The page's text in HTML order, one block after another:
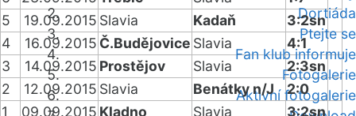
Dortiáda
Ptejte se
Fan klub informuje
Fotogalerie
Aktivní fotogalerie
5
19.09.2015 Slavia Kadaň
3:2sn
4
16.09.2015 Č.Budějovice Slavia
4:1
3
14.09.2015 Prostějov Slavia
2:3sn
2
12.09.2015 Slavia Benátky n/J
2:0
1
09.09.2015 Kladno Slavia 3:2sn